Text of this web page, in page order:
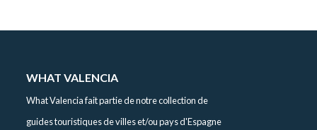
WHAT VALENCIA
What Valencia fait partie de notre collection de
guides touristiques de villes et/ou pays d'Espagne